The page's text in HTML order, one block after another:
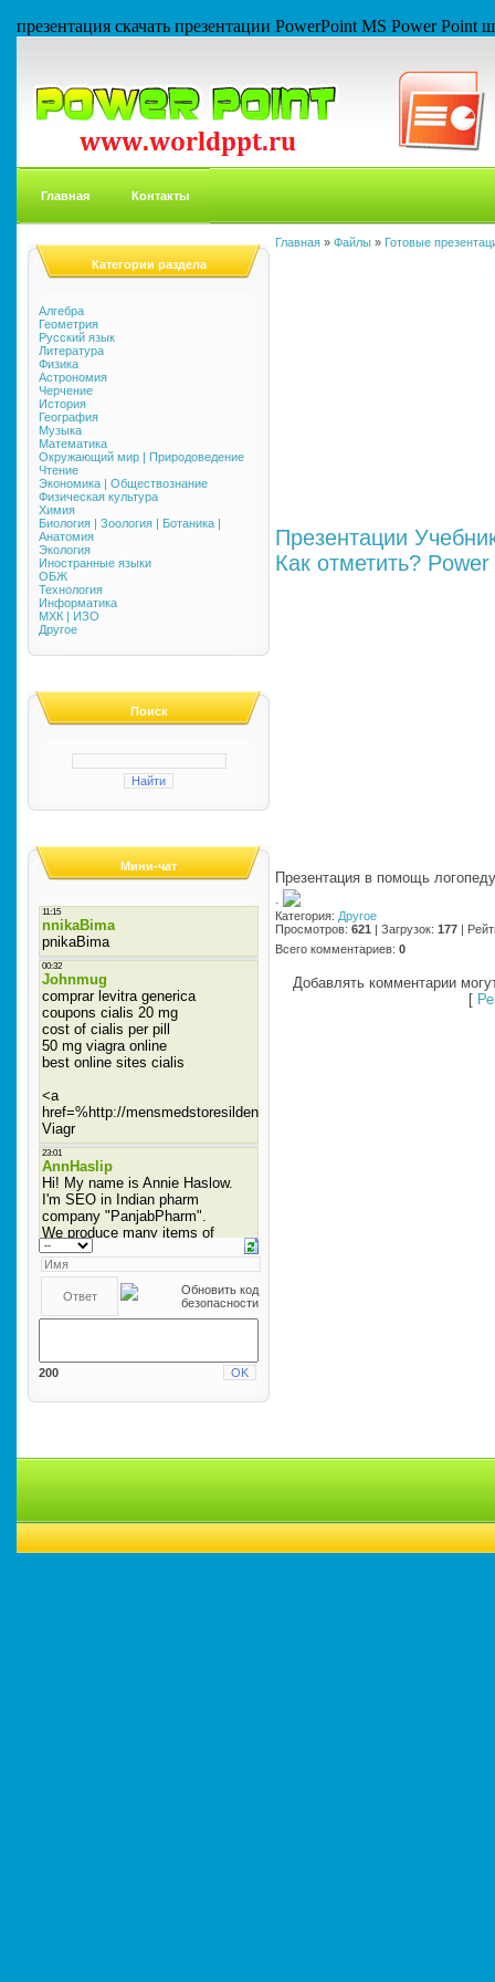
презентация скачать презентации PowerPoint MS Power
Главная Контакты
Категории раздела
Алгебра
Геометрия
Русский язык
Литература
Физика
Астрономия
Черчение
История
География
Музыка
Математика
Окружающий мир | Природоведение
Чтение
Экономика | Обществознание
Физическая культура
Химия
Биология | Зоология | Ботаника |
Анатомия
Экология
Иностранные языки
ОБЖ
Технология
Информатика
МХК | ИЗО
Другое
Поиск
Мини-чат
200
Главная » Файлы » Готовые
Презентации
Как отметить?
Презентация в помощь
·
Категория: Другое
Просмотров: 621 | Загрузок: 177 |
Всего комментариев: 0
Добавлять комментарии
[